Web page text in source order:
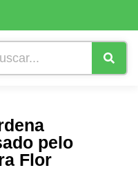
pelo
Flor